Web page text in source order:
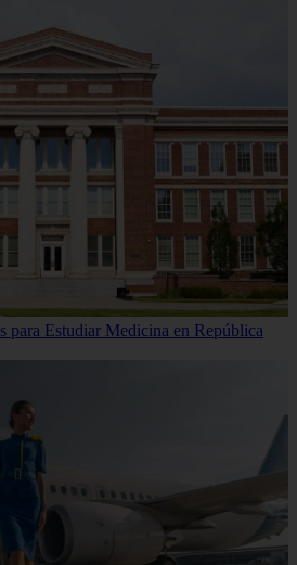
para Estudiar Medicina en República